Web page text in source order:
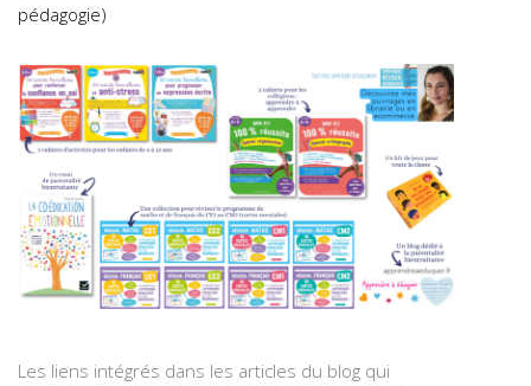
pédagogie)
Les liens intégrés dans les articles du blog qui